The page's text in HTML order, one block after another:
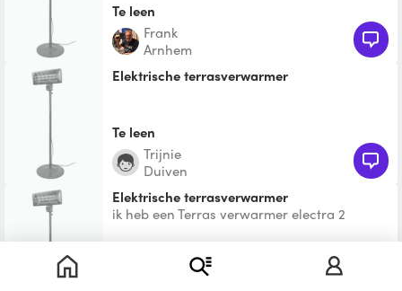
Te leen
Frank
Arnhem
Elektrische terrasverwarmer
Te leen
Trijnie
Duiven
Elektrische terrasverwarmer
ik heb een Terras verwarmer electra 2